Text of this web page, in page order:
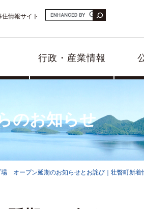
行政・産業情報
住情報サイト
のお知らせ
オープン延期のお知らせとお詫び｜壮瞥町新着